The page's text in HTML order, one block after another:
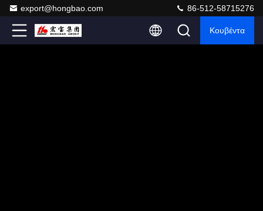
export@hongbao.com 86-512-58715276
Κουβέντα